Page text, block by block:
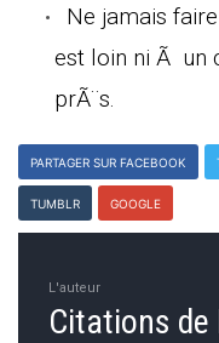
Ne jamais
est loin ni Ã un
prÃ¨s.
PARTAGER SUR FACEBOOK
TUMBLR GOOGLE
L'auteur
Citations de